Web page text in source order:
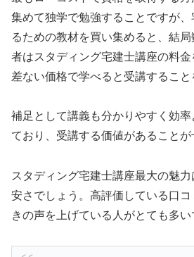
集めて独学で勉強することですが
るための教材を買い集めると、結
者はスタディング宅建士講座の料
差ない価格で学べると受講すること
補足として講義も分かりやすく効率
ており、受講する価値があることが
スタディング宅建士講座最大の魅
安さでしょう。高評価している口
きの声を上げている人がとても多い